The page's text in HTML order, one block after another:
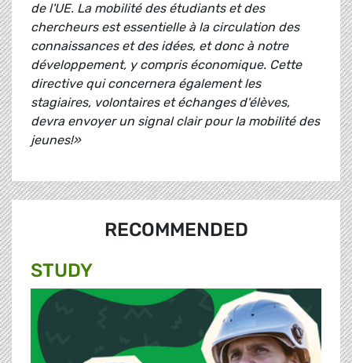
de l'UE. La mobilité des étudiants et des
chercheurs est essentielle à la circulation des
connaissances et des idées, et donc à notre
développement, y compris économique. Cette
directive qui concernera également les
stagiaires, volontaires et échanges d'élèves,
devra envoyer un signal clair pour la mobilité des
jeunes!»
RECOMMENDED
STUDY